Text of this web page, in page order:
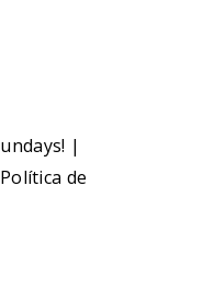
|
Política de